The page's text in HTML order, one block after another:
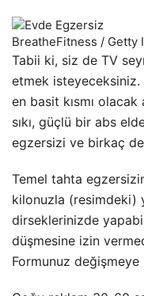
BreatheFitness / Getty
Tabii ki, siz de TV
etmek isteyeceksiniz.
en basit kısmı olacak
sıkı, güçlü bir abs
egzersizi ve birkaç
Temel tahta
kilonuzla (resimdeki)
dirseklerinizde
düşmesine izin
Formunuz değişmeye